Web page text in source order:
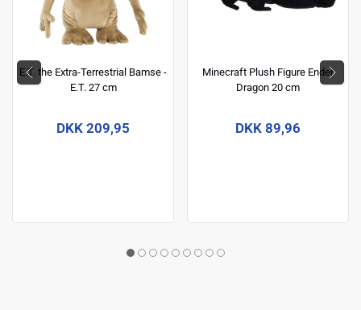
E.T. the Extra-Terrestrial Bamse -
E.T. 27 cm
DKK 209,95
Minecraft Plush Figure Ender
Dragon 20 cm
DKK 89,96